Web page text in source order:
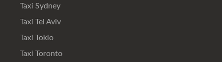
Taxi Sydney
Taxi Tel Aviv
Taxi Tokio
Taxi Toronto